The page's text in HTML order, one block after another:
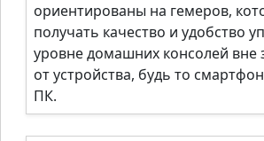
ориентированы на гемеров,
получать качество и удобство
уровне домашних консолей вне
от устройства, будь то
ПК.